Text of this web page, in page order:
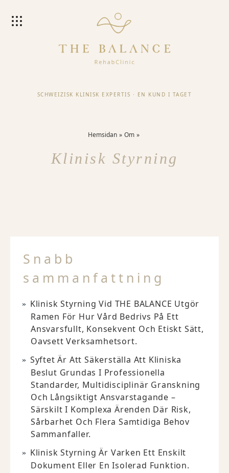
SCHWEIZISK KLINISK EXPERTIS · EN KUND I TAGET
Hemsidan Om
Klinisk Styrning
Snabb
sammanfattning
Klinisk Styrning Vid THE BALANCE Utgör
Ramen För Hur Vård Bedrivs På Ett
Ansvarsfullt, Konsekvent Och Etiskt Sätt,
Oavsett Verksamhetsort.
Syftet Är Att Säkerställa Att Kliniska
Beslut Grundas I Professionella
Standarder, Multidisciplinär Granskning
Och Långsiktigt Ansvarstagande –
Särskilt I Komplexa Ärenden Där Risk,
Sårbarhet Och Flera Samtidiga Behov
Sammanfaller.
Klinisk Styrning Är Varken Ett Enskilt
Dokument Eller En Isolerad Funktion.